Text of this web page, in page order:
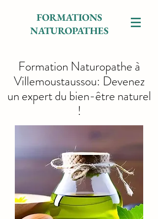
FORMATIONS
NATUROPATHES
Formation Naturopathe à
Villemoustaussou: Devenez
un expert du bien-être naturel
!